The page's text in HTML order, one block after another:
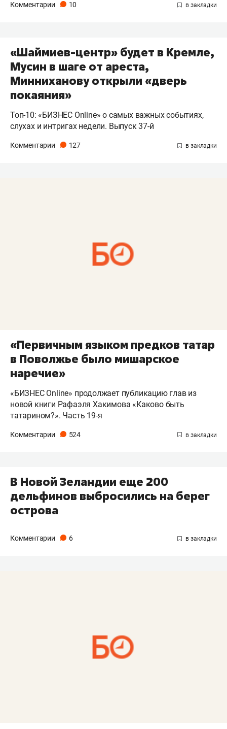
Комментарии 10
«Шаймиев-центр» будет в Кремле,
Мусин в шаге от ареста,
Минниханову открыли «дверь
покаяния»
Топ-10: «БИЗНЕС Online» о самых важных событиях,
слухах и интригах недели. Выпуск 37-й
Комментарии 127
«Первичным языком предков татар
в Поволжье было мишарское
наречие»
«БИЗНЕС Online» продолжает публикацию глав из
новой книги Рафаэля Хакимова «Каково быть
татарином?». Часть 19-я
Комментарии 524
​В Новой Зеландии еще 200
дельфинов выбросились на берег
острова
Комментарии 6